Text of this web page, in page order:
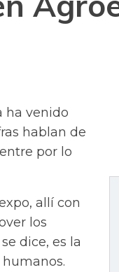
ha venido
hablan de
por lo
allí con
los
dice, es la